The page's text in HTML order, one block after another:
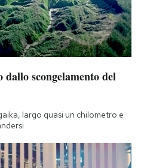
scongelamento del
largo quasi un chilometro e